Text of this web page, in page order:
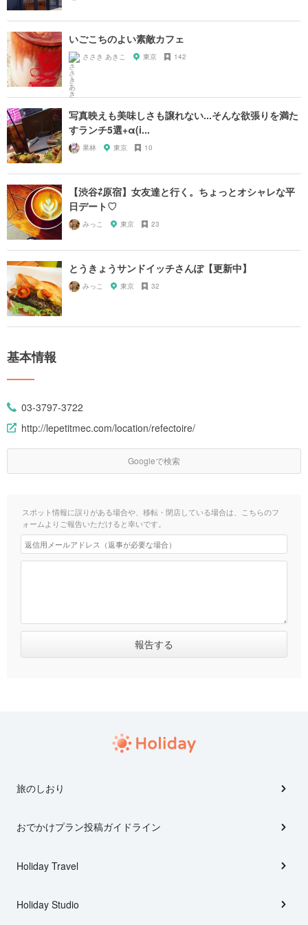
いごこちのよい素敵カフェ
ささき あきこ 東京 142
写真映えも美味しさも譲れない...そんな欲張りを満た
すランチ5選+α(i...
果林 東京 10
【渋谷⇄原宿】女友達と行く。ちょっとオシャレな平
日デート♡
みっこ 東京 23
とうきょうサンドイッチさんぽ【更新中】
みっこ 東京 32
基本情報
03-3797-3722
http://lepetitmec.com/location/refectoire/
Googleで検索
スポット情報に誤りがある場合や、移転・閉店している場合は、こちらのフ
ォームよりご報告いただけると幸いです。
旅のしおり
おでかけプラン投稿ガイドライン
Holiday Travel
Holiday Studio